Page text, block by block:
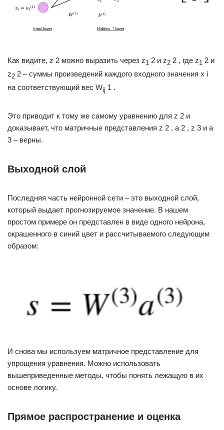
Как видите, z 2 можно выразить через z1 2 и z2 2 , где z1 2 и
z2 2 – суммы произведений каждого входного значения x i
на соответствующий вес Wij 1 .
Это приводит к тому же самому уравнению для z 2 и
доказывает, что матричные представления z 2 , a 2 , z 3 и a
3 – верны.
Выходной слой
Последняя часть нейронной сети – это выходной слой,
который выдает прогнозируемое значение. В нашем
простом примере он представлен в виде одного нейрона,
окрашенного в синий цвет и рассчитываемого следующим
образом:
И снова мы используем матричное представление для
упрощения уравнения. Можно использовать
вышеприведенные методы, чтобы понять лежащую в их
основе логику.
Прямое распространение и оценка